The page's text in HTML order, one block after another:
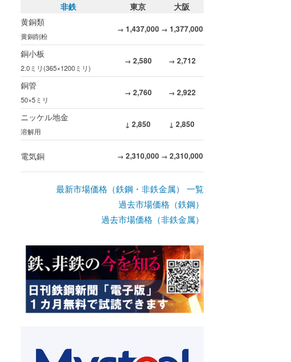
非鉄 東京
大阪
黄銅類
黄銅削粉
→ 1,437,000 → 1,377,000
銅小板
2.0ミリ(365×1200ミリ)
→ 2,580 → 2,712
銅管
50×5ミリ
→ 2,760 → 2,922
ニッケル地金
溶解用
↓ 2,850 ↓ 2,850
電気銅 → 2,310,000 → 2,310,000
最新市場価格（鉄鋼・非鉄金属） 一覧
過去市場価格（鉄鋼）
過去市場価格（非鉄金属）